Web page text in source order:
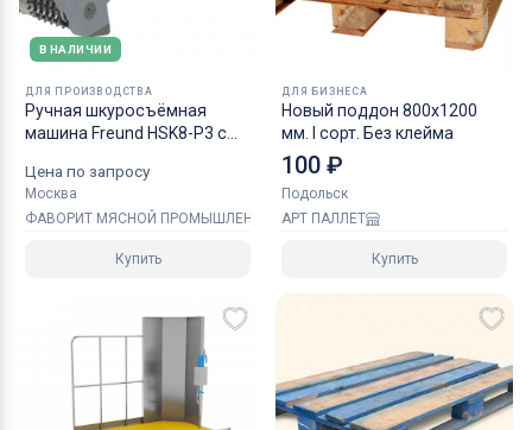
В НАЛИЧИИ
ДЛЯ ПРОИЗВОДСТВА
Ручная шкуросъёмная
машина Freund HSK8-P3 с
Цена по запросу
Москва
ФАВОРИТ МЯСНОЙ ПРОМЫШЛЕННОСТИ
Купить
ДЛЯ БИЗНЕСА
Новый поддон 800х1200
мм. I сорт. Без клейма
100 ₽
Подольск
АРТ ПАЛЛЕТ
Купить